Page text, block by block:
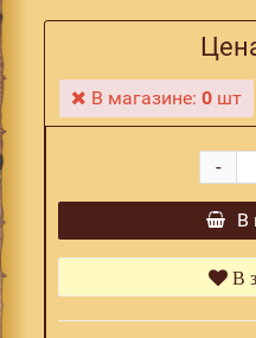
В магазине:0 шт
-
В
В